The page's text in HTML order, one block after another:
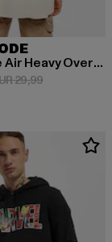
Love In The Air Heavy Oversize
26,09
29,99Actieprijs: